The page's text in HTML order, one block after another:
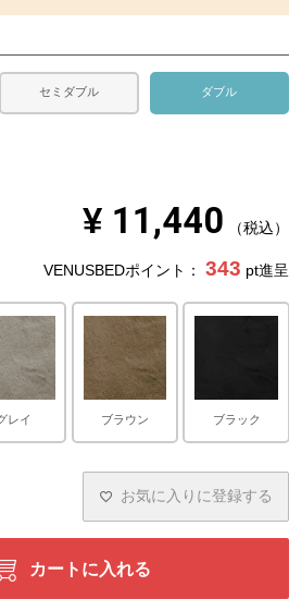
セミダブル ダブル
¥ 11,440 税込
VENUSBEDポイント： 343 pt進呈
レイ ブラウン ブラック
お気に入りに登録する
カートに入れる